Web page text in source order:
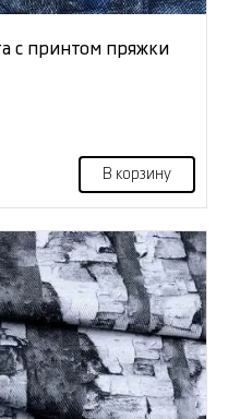
с принтом пряжки
В корзину